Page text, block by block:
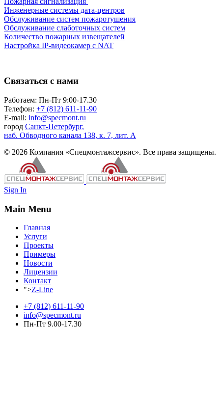
Инженерные системы дата-центров
Обслуживание систем пожаротушения
Обслуживание слаботочных систем
Количество пожарных извещателей
Настройка IP-видеокамер с NAT
Связаться с нами
Работаем: Пн-Пт 9:00-17.30
Телефон: +7 (812) 611-11-90
E-mail: info@specmont.ru
город Санкт-Петербург,
наб. Обводного канала 138, к. 7, лит. А
© 2026 Компания «Спецмонтажсервис». Все права защищены.
Sign In
Main Menu
Главная
Услуги
Проекты
Примеры
Новости
Лицензии
Контакт
">Z-Line
+7 (812) 611-11-90
info@specmont.ru
Пн-Пт 9.00-17.30